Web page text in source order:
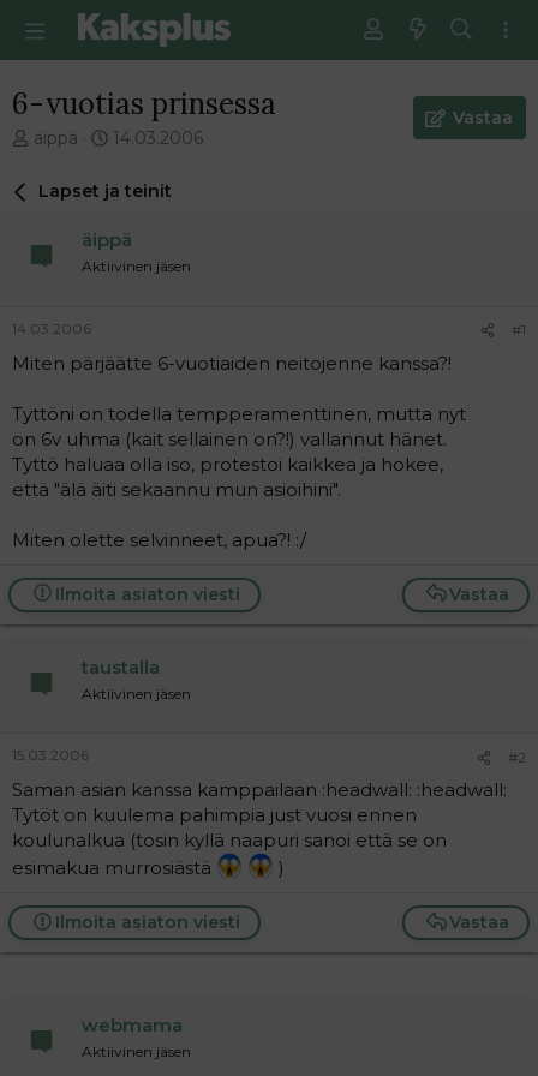
6-vuotias prinsessa
V
e
i
t
u
a
l
o
i
t
a
a
äippä
E
s
m
m
ä
n
i
e
s
t
i
14.03.2006
Vastaa
Lapset ja teinit
äippä
Aktiivinen jäsen
14.03.2006 #1
Miten pärjäätte 6-vuotiaiden neitojenne kanssa?!
Tyttöni on todella tempperamenttinen, mutta nyt
on 6v uhma (kait sellainen on?!) vallannut hänet.
Tyttö haluaa olla iso, protestoi kaikkea ja hokee,
että "älä äiti sekaannu mun asioihini".
Miten olette selvinneet, apua?! :/
Vastaa
Ilmoita asiaton viesti
taustalla
Aktiivinen jäsen
15.03.2006 #2
Saman asian kanssa kamppailaan :headwall: :headwall:
Tytöt on kuulema pahimpia just vuosi ennen
koulunalkua (tosin kyllä naapuri sanoi että se on
esimakua murrosiästä
)
Vastaa
Ilmoita asiaton viesti
webmama
Aktiivinen jäsen